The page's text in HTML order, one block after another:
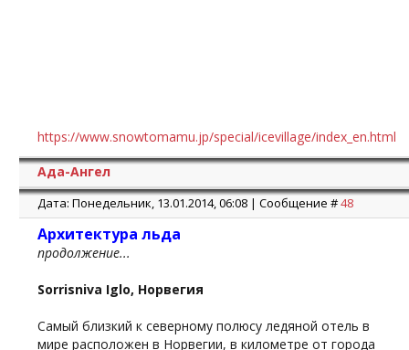
https://www.snowtomamu.jp/special/icevillage/index_en.html
Ада-Ангел
Дата: Понедельник, 13.01.2014, 06:08 | Сообщение #48
Архитектура льда
продолжение...
Sorrisniva Iglo, Норвегия
Самый близкий к северному полюсу ледяной отель в
мире расположен в Норвегии, в километре от города